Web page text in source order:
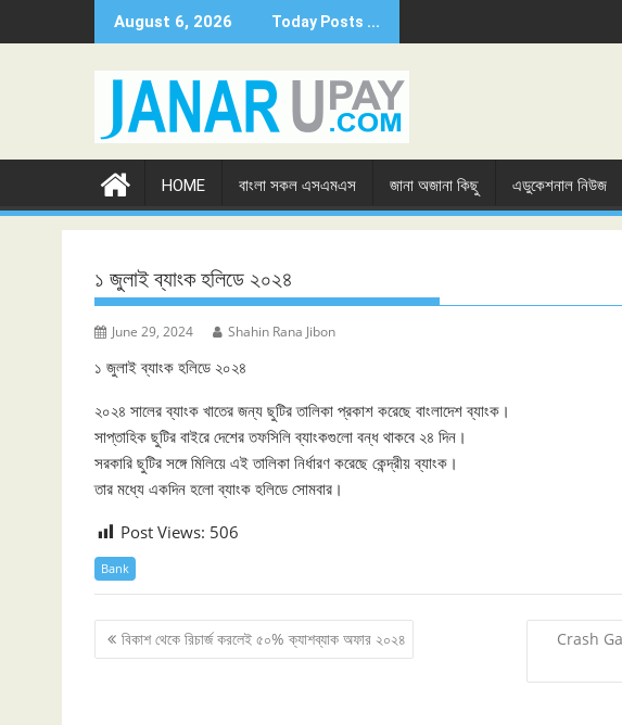
to
August 6, 2026 Today Posts ...
HOME বাংলা সকল এসএমএস জানা অজানা কিছু এডুকেশনাল নিউজ
১ জুলাই ব্যাংক হলিডে ২০২৪
June 29, 2024 Shahin Rana Jibon
১ জুলাই ব্যাংক হলিডে ২০২৪
২০২৪ সালের ব্যাংক খাতের জন্য ছুটির তালিকা প্রকাশ করেছে বাংলাদেশ ব্যাংক।
সাপ্তাহিক ছুটির বাইরে দেশের তফসিলি ব্যাংকগুলো বন্ধ থাকবে ২৪ দিন।
সরকারি ছুটির সঙ্গে মিলিয়ে এই তালিকা নির্ধারণ করেছে কেন্দ্রীয় ব্যাংক।
তার মধ্যে একদিন হলো ব্যাংক হলিডে সোমবার।
Post Views: 506
Bank
Post
navigation
বিকাশ থেকে রিচার্জ করলেই ৫০% ক্যাশব্যাক অফার ২০২৪
Crash